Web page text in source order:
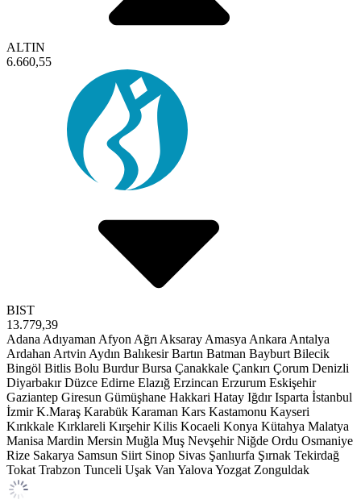
ALTIN
6.660,55
BIST
13.779,39
Adana Adıyaman Afyon Ağrı Aksaray Amasya Ankara Antalya
Ardahan Artvin Aydın Balıkesir Bartın Batman Bayburt Bilecik
Bingöl Bitlis Bolu Burdur Bursa Çanakkale Çankırı Çorum Denizli
Diyarbakır Düzce Edirne Elazığ Erzincan Erzurum Eskişehir
Gaziantep Giresun Gümüşhane Hakkari Hatay Iğdır Isparta İstanbul
İzmir K.Maraş Karabük Karaman Kars Kastamonu Kayseri
Kırıkkale Kırklareli Kırşehir Kilis Kocaeli Konya Kütahya Malatya
Manisa Mardin Mersin Muğla Muş Nevşehir Niğde Ordu Osmaniye
Rize Sakarya Samsun Siirt Sinop Sivas Şanlıurfa Şırnak Tekirdağ
Tokat Trabzon Tunceli Uşak Van Yalova Yozgat Zonguldak